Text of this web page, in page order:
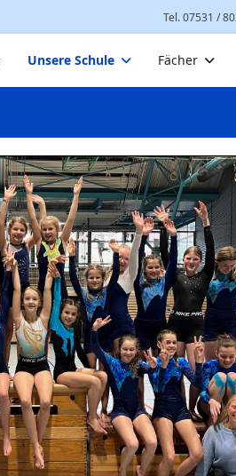
Tel. 07531 /
Unsere Schule Fächer